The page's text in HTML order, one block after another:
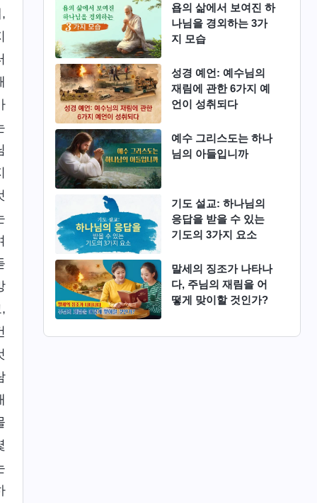
욥의 삶에서 보여진 하
나님을 경외하는 3가
지 모습
성경 예언: 예수님의
재림에 관한 6가지 예
언이 성취되다
예수 그리스도는 하나
님의 아들입니까
기도 설교: 하나님의
응답을 받을 수 있는
기도의 3가지 요소
말세의 징조가 나타나
다, 주님의 재림을 어
떻게 맞이할 것인가?